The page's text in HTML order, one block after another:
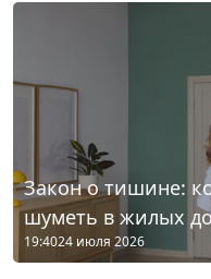
Закон о тишине:
шуметь в жилых
19:4024 июля 2026